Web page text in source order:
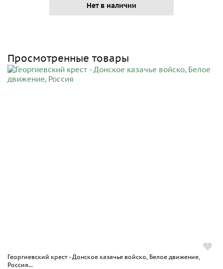
Нет в наличии
Просмотренные товары
Георгиевский крест - Донское казачье войско, Белое движение,
Россия...